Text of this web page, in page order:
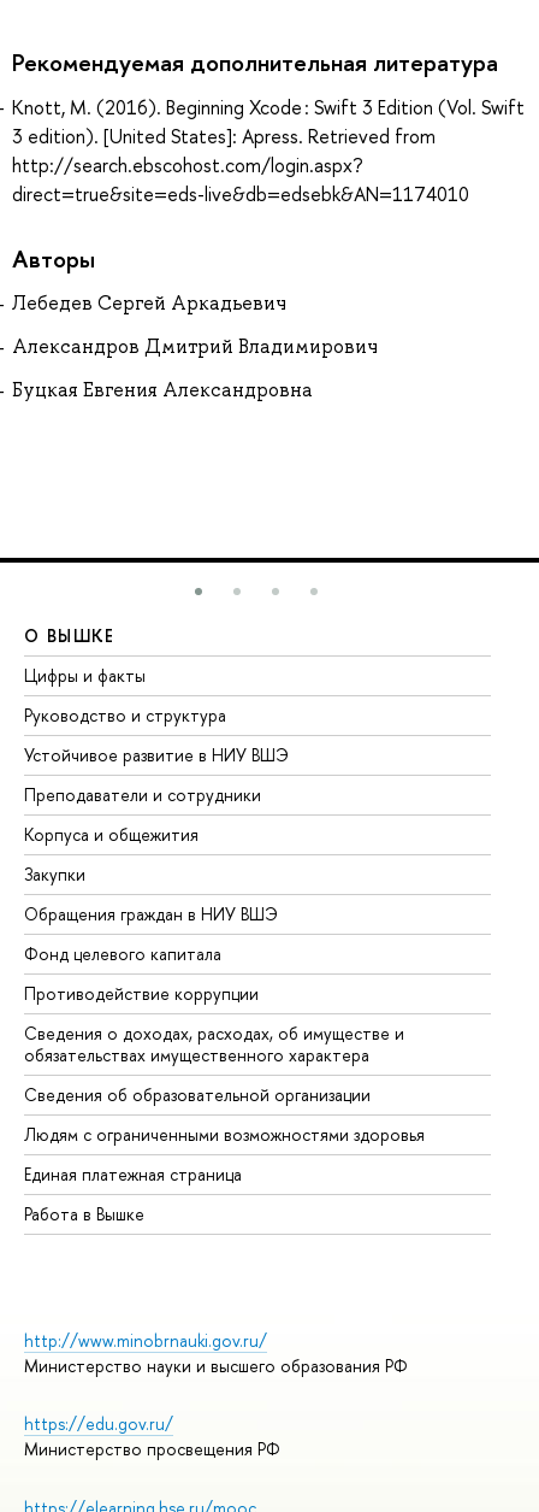
Рекомендуемая дополнительная литература
Knott, M. (2016). Beginning Xcode : Swift 3 Edition (Vol. Swift
3 edition). [United States]: Apress. Retrieved from
http://search.ebscohost.com/login.aspx?
direct=true&site=eds-live&db=edsebk&AN=1174010
Авторы
Лебедев Сергей Аркадьевич
Александров Дмитрий Владимирович
Буцкая Евгения Александровна
О ВЫШКЕ
Цифры и факты
Руководство и структура
Устойчивое развитие в НИУ ВШЭ
Преподаватели и сотрудники
Корпуса и общежития
Закупки
Обращения граждан в НИУ ВШЭ
Фонд целевого капитала
Противодействие коррупции
Сведения о доходах, расходах, об имуществе и
обязательствах имущественного характера
Сведения об образовательной организации
Людям с ограниченными возможностями здоровья
Единая платежная страница
Работа в Вышке
http://www.minobrnauki.gov.ru/
Министерство науки и высшего образования РФ
https://edu.gov.ru/
Министерство просвещения РФ